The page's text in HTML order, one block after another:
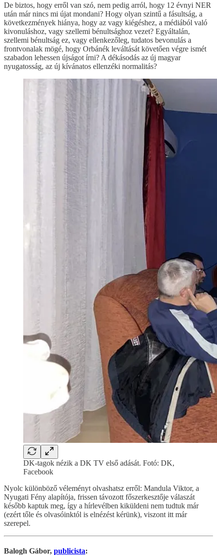
De biztos, hogy erről van szó, nem pedig arról, hogy 12 évnyi NER
után már nincs mi újat mondani? Hogy olyan szintű a fásultság, a
következmények hiánya, hogy az vagy kiégéshez, a médiából való
kivonuláshoz, vagy szellemi bénultsághoz vezet? Egyáltalán,
szellemi bénultság ez, vagy ellenkezőleg, tudatos bevonulás a
frontvonalak mögé, hogy Orbánék leváltását követően végre ismét
szabadon lehessen újságot írni? A dékásodás az új magyar
nyugatosság, az új kívánatos ellenzéki normalitás?
DK-tagok nézik a DK TV első adását. Fotó: DK,
Facebook
Nyolc különböző véleményt olvashatsz erről: Mandula Viktor, a
Nyugati Fény alapítója, frissen távozott főszerkesztője válaszát
később kaptuk meg, így a hírlevélben kiküldeni nem tudtuk már
(ezért tőle és olvasóinktól is elnézést kérünk), viszont itt már
szerepel.
Balogh Gábor, publicista: